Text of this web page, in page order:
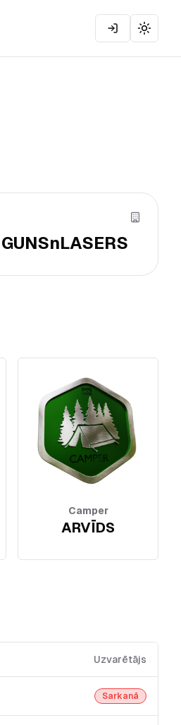
Toggle
GUNSnLASERS
Camper
ARVĪDS
Uzvarētājs
Sarkanā